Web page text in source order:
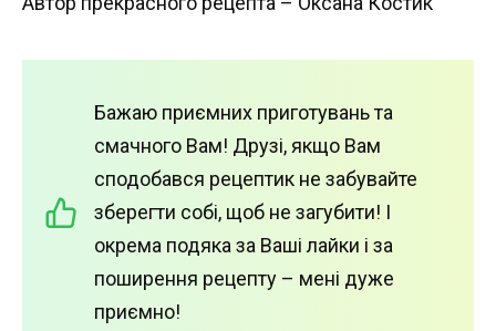
Бажаю приємних приготувань та
смачного Вам! Друзі, якщо Вам
сподобався рецептик не забувайте
зберегти собі, щоб не загубити! І
окрема подяка за Ваші лайки і за
поширення рецепту – мені дуже
приємно!